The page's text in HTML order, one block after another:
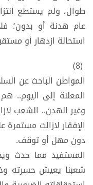
طوال، ولم يستطع
عام هدنة أو بدون؛
استحالة ازدهار أو
(8)
المواطن الباحث عن
المعلنة إلى اليوم..
وغير الهدن.. الشعب
الإفقار لازالت
دون مهل أو توقف.
المستفيد مما حدث
شعبنا يعيش حسرته